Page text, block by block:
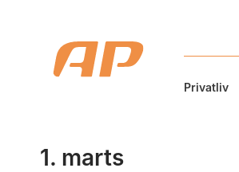
Privatliv
1. marts